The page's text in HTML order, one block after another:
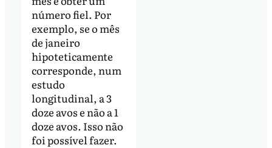
número fiel. Por
exemplo, se o mês
de janeiro
hipoteticamente
corresponde, num
estudo
longitudinal, a 3
doze avos e não a 1
doze avos. Isso não
foi possível fazer.